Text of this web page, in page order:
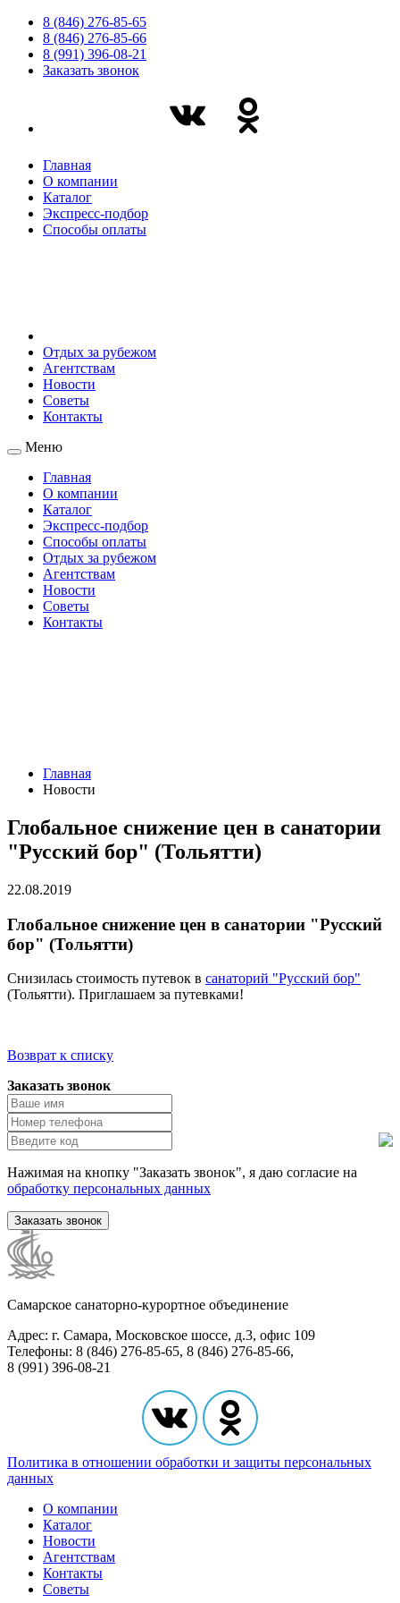
8 (846) 276-85-65
8 (846) 276-85-66
8 (991) 396-08-21
Заказать звонок
Главная
О компании
Каталог
Экспресс-подбор
Способы оплаты
Отдых за рубежом
Агентствам
Новости
Советы
Контакты
Меню
Главная
О компании
Каталог
Экспресс-подбор
Способы оплаты
Отдых за рубежом
Агентствам
Новости
Советы
Контакты
Главная
Новости
Глобальное снижение цен в санатории
"Русский бор" (Тольятти)
22.08.2019
Глобальное снижение цен в санатории "Русский
бор" (Тольятти)
Снизилась стоимость путевок в санаторий "Русский бор"
(Тольятти). Приглашаем за путевками!
Возврат к списку
Заказать звонок
Нажимая на кнопку "Заказать звонок", я даю согласие на
обработку персональных данных
Заказать звонок
Самарское санаторно-курортное объединение
Адрес: г. Самара, Московское шоссе, д.3, офис 109
Телефоны: 8 (846) 276-85-65, 8 (846) 276-85-66,
8 (991) 396-08-21
Политика в отношении обработки и защиты персональных
данных
О компании
Каталог
Новости
Агентствам
Контакты
Советы